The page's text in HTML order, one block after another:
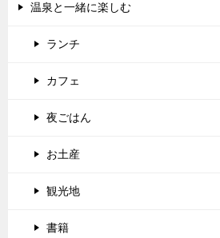
温泉と一緒に楽しむ
ランチ
カフェ
夜ごはん
お土産
観光地
書籍